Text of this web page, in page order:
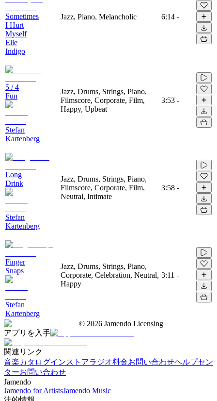
Sometimes
I Hurt
Myself
Elle
Indigo
Jazz, Piano, Melancholic 6:14 -
5 / 4
Fun
Stefan
Kartenberg
Jazz, Drums, Strings, Piano,
Filmscore, Corporate, Film,
Happy, Upbeat
3:53 -
Long
Drink
Stefan
Kartenberg
Jazz, Drums, Strings, Piano,
Filmscore, Corporate, Film,
Neutral, Intimate
3:58 -
Finger
Snaps
Stefan
Kartenberg
Jazz, Drums, Strings, Piano,
Corporate, Celebration, Neutral,
Happy
3:11 -
© 2026 Jamendo Licensing
アプリを入手
関連リンク
音楽カタログインストアラジオ料金お問い合わせヘルプセン
ターお問い合わせ
Jamendo
Jamendo for ArtistsJamendo Music